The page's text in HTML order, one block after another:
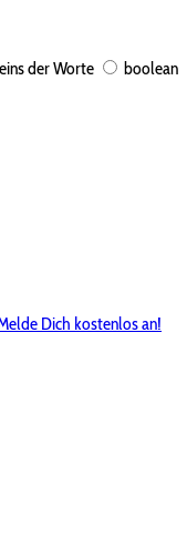
der Worte boolean
Dich kostenlos an!